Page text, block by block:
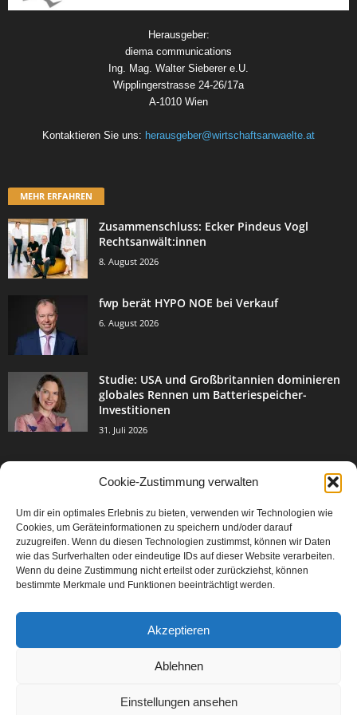
Cookie-Zustimmung verwalten
Um dir ein optimales Erlebnis zu bieten, verwenden wir Technologien wie
Cookies, um Geräteinformationen zu speichern und/oder darauf
zuzugreifen. Wenn du diesen Technologien zustimmst, können wir Daten
wie das Surfverhalten oder eindeutige IDs auf dieser Website verarbeiten.
Wenn du deine Zustimmung nicht erteilst oder zurückziehst, können
bestimmte Merkmale und Funktionen beeinträchtigt werden.
Akzeptieren
Ablehnen
Einstellungen ansehen
Herausgeber:
diema communications
Ing. Mag. Walter Sieberer e.U.
Wipplingerstrasse 24-26/17a
A-1010 Wien
Kontaktieren Sie uns: herausgeber@wirtschaftsanwaelte.at
MEHR ERFAHREN
Zusammenschluss: Ecker Pindeus Vogl
Rechtsanwält:innen
8. August 2026
fwp berät HYPO NOE bei Verkauf
6. August 2026
Studie: USA und Großbritannien dominieren
globales Rennen um Batteriespeicher-
Investitionen
31. Juli 2026
Events & Success 3004
Breaking News 2067
Aktuelles
Featured Article
Karriere 567